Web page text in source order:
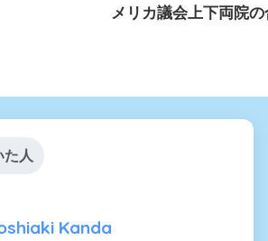
メリカ議会上下両院
た人
Kanda